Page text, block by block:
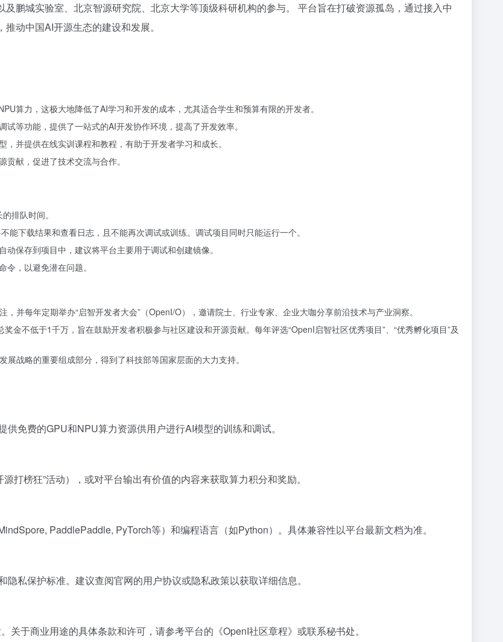
鹏城实验室、北京智源研究院、北京大学等顶级科研机构的参与。 平台旨在打破资源孤岛，通过接入中
动中国AI开源生态的建设和发展。
算力，这极大地降低了AI学习和开发的成本，尤其适合学生和预算有限的开发者。
等功能，提供了一站式的AI开发协作环境，提高了开发效率。
，并提供在线实训课程和教程，有助于开发者学习和成长。
献，促进了技术交流与合作。
排队时间。
能下载结果和查看日志，且不能再次调试或训练。调试项目同时只能运行一个。
保存到项目中，建议将平台主要用于调试和创建镜像。
，以避免潜在问题。
并每年定期举办“启智开发者大会”（OpenI/O），邀请院士、行业专家、企业大咖分享前沿技术与产业洞察。
金不低于1千万，旨在鼓励开发者积极参与社区建设和开源贡献。每年评选“OpenI启智社区优秀项目”、“优秀孵化项目”及
战略的重要组成部分，得到了科技部等国家层面的大力支持。
免费的GPU和NPU算力资源供用户进行AI模型的训练和调试。
打榜狂”活动），或对平台输出有价值的内容来获取算力积分和奖励。
PaddlePaddle, PyTorch等）和编程语言（如Python）。具体兼容性以平台最新文档为准。
私保护标准。建议查阅官网的用户协议或隐私政策以获取详细信息。
于商业用途的具体条款和许可，请参考平台的《OpenI社区章程》或联系秘书处。